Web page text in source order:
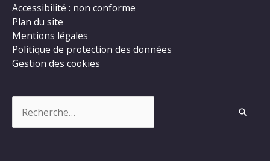
Accessibilité : non conforme
Plan du site
Mentions légales
Politique de protection des données
Gestion des cookies